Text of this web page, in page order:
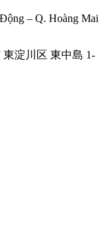
– Q. Hoàng Mai
東淀川区 東中島 1-